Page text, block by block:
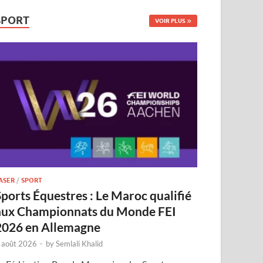
VOIR PLUS
/SPORT
Équestres : Le Maroc qualifié
Championnats du Monde FEI
en Allemagne
2026 - bySemlali Khalid